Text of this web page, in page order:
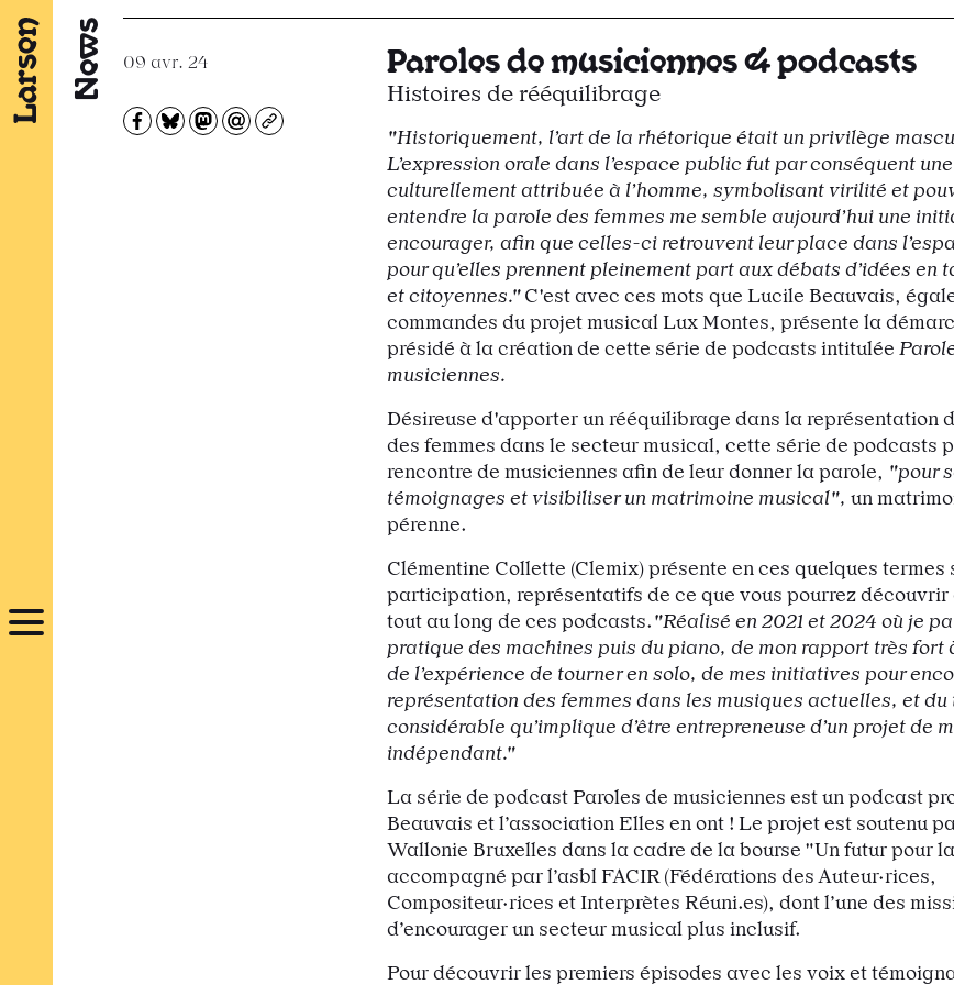
News 09 avr. 24
Partagez sur Facebook
Partager sur Bluesky
Partager sur Mastodon
Partagez par e-mail
Copiez l’url
Paroles de musiciennes & podcasts
Histoires de rééquilibrage
"Historiquement, l’art de la rhétorique était un privilège
L’expression orale dans l’espace public fut par conséquent
culturellement attribuée à l’homme, symbolisant virilité et
entendre la parole des femmes me semble aujourd’hui une
encourager, afin que celles-ci retrouvent leur place dans
pour qu’elles prennent pleinement part aux débats d’idées en
et citoyennes."C'est avec ces mots que Lucile Beauvais,
commandes du projet musical Lux Montes, présente la
présidé à la création de cette série de podcasts intitulée
musiciennes.
Désireuse d'apporter un rééquilibrage dans la représentation
des femmes dans le secteur musical, cette série de podcasts
rencontre de musiciennes afin de leur donner la parole, "pour
témoignages et visibiliser un matrimoine musical", un
pérenne.
Clémentine Collette (Clemix) présente en ces quelques termes
participation, représentatifs de ce que vous pourrez découvrir
tout au long de ces podcasts."Réalisé en 2021 et 2024 où je
pratique des machines puis du piano, de mon rapport très fort
de l’expérience de tourner en solo, de mes initiatives pour
représentation des femmes dans les musiques actuelles, et
considérable qu’implique d’être entrepreneuse d’un projet de
indépendant."
La série de podcast Paroles de musiciennes est un podcast
Beauvais et l’association Elles en ont ! Le projet est soutenu
Wallonie Bruxelles dans la cadre de la bourse "Un futur pour
accompagné par l’asbl FACIR (Fédérations des Auteur·rices,
Compositeur·rices et Interprètes Réuni.es), dont l’une des
d’encourager un secteur musical plus inclusif.
Pour découvrir les premiers épisodes avec les voix et